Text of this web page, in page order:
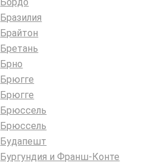
Бразилия
Брайтон
Бретань
Брно
Брюгге
Брюгге
Брюссель
Брюссель
Будапешт
Бургундия и Франш-Конте